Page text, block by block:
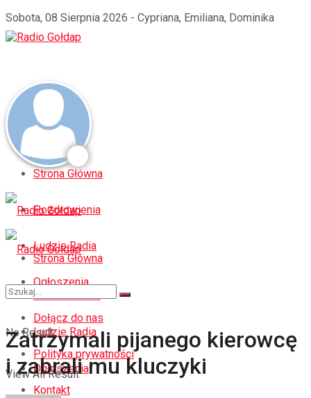
Sobota, 08 Sierpnia 2026 - Cypriana, Emiliana, Dominika
Strona Główna
Pozdrowienia
Ludzie Radia
Ogłoszenia
Dołącz do nas
Polityka prywatności
Kontakt
Strona Główna
Pozdrowienia
Ludzie Radia
Ogłoszenia
No Result
View All Result
Zatrzymali pijanego kierowcę
i zabrali mu kluczyki